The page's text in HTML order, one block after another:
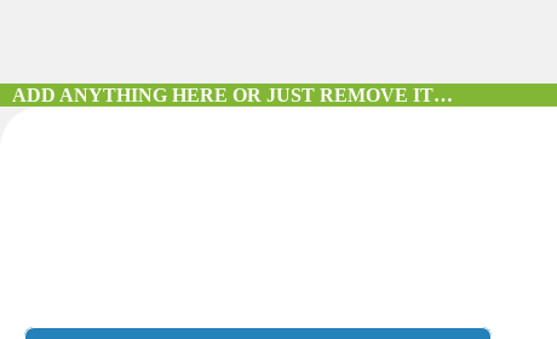
ADD ANYTHING HERE OR JUST REMOVE IT…